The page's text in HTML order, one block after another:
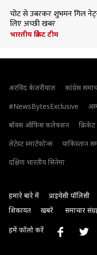
चोट से उबरकर शुभमन गिल
लिए अच्छी खबर
भारतीय क्रिकेट टीम
अरविंद केजरीवाल कांग्रेस
#NewsBytesExclusive
आम
बॉक्स ऑफिस कलेक्शन
लेटेस्ट स्मार्टफोन्स
पाकिस्तान
दक्षिण भारतीय सिनेमा
हमारे बारे में प्राइवेसी पॉलिसी
शिकायत
खबरें समाचार
हमें फॉलो करें